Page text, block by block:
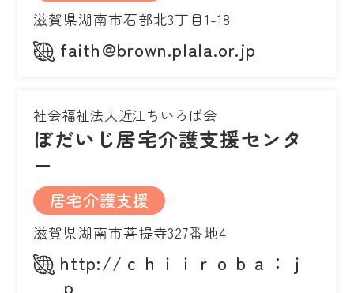
滋賀県湖南市石部北3丁目1-18
faith@brown.plala.or.jp
社会福祉法人近江ちいろば会
ぼだいじ居宅介護支援センタ
ー
居宅介護支援
滋賀県湖南市菩提寺327番地4
http://ｃｈｉｉｒｏｂａ：ｊ
ｐ